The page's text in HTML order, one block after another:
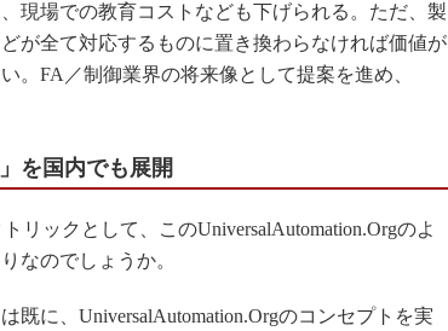
現場での教育コストなども下げられる。ただ、製
が全て対応するものに置き換わらなければ価値が
。FA／制御業界の将来像として提案を進め、
を国内でも展開
リックとして、このUniversalAutomation.Orgのよ
なのでしょうか。
に、UniversalAutomation.Orgのコンセプトを実